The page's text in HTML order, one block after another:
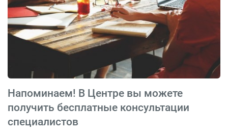
Напоминаем! В Центре вы можете
получить бесплатные консультации
специалистов